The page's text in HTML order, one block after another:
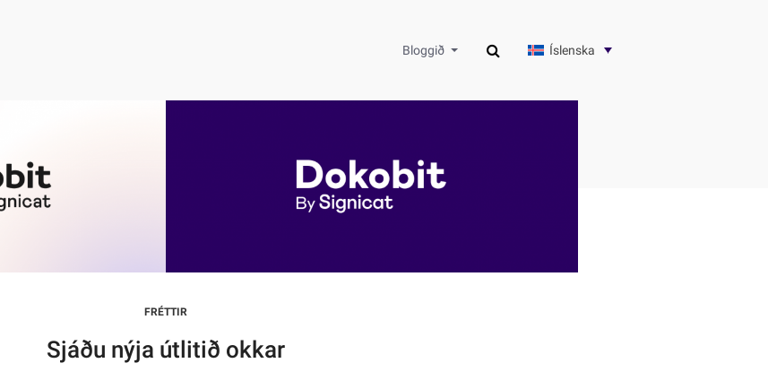
Bloggið Íslenska
FRÉTTIR
Sjáðu nýja útlitið okkar